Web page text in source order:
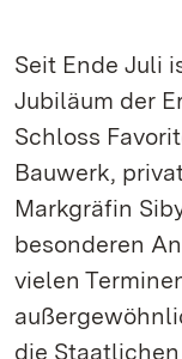
Seit Ende Juli
Jubiläum der
Schloss
Bauwerk,
Markgräfin
besonderen
vielen
die